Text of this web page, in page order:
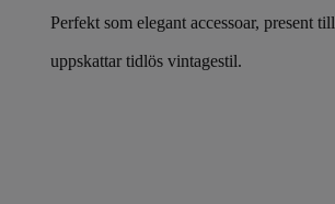
Perfekt som elegant accessoar, present
uppskattar tidlös vintage­stil.